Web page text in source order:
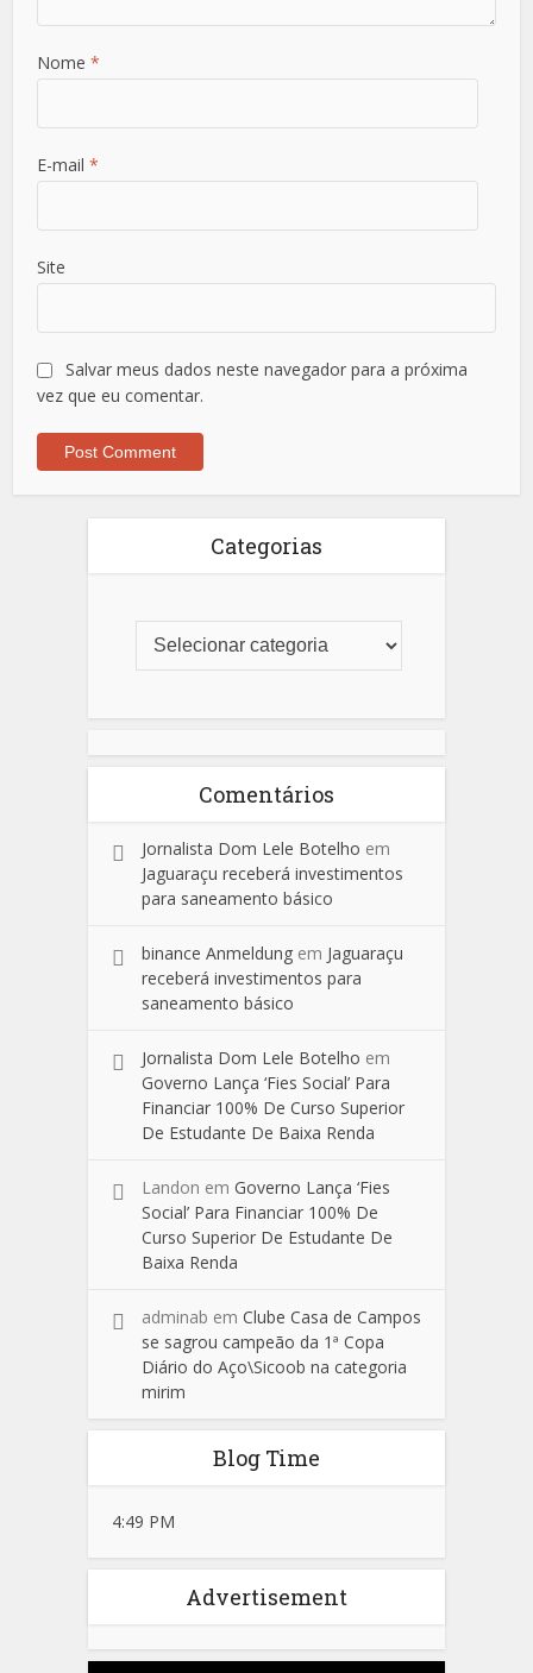
Nome*
E-mail*
Site
Salvar meus dados neste navegador para a próxima
vez que eu comentar.
Categorias
Comentários
Jornalista Dom Lele Botelho em
Jaguaraçu receberá investimentos
para saneamento básico
binance Anmeldung em Jaguaraçu
receberá investimentos para
saneamento básico
Jornalista Dom Lele Botelho em
Governo Lança ‘Fies Social’ Para
Financiar 100% De Curso Superior
De Estudante De Baixa Renda
Landon em Governo Lança ‘Fies
Social’ Para Financiar 100% De
Curso Superior De Estudante De
Baixa Renda
adminab em Clube Casa de Campos
se sagrou campeão da 1ª Copa
Diário do Aço\Sicoob na categoria
mirim
Blog Time
4:49 PM
Advertisement